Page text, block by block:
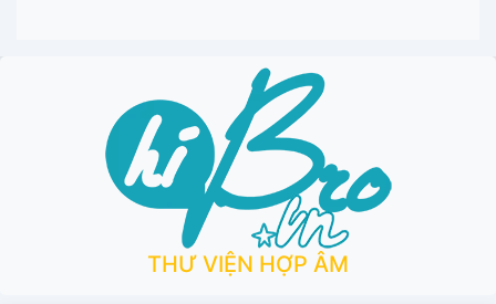
THƯ VIỆN HỢP ÂM